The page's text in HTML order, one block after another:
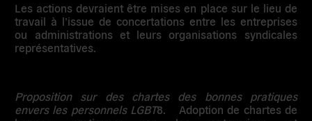
Les actions devraient être mises en place sur le lieu de
travail à l’issue de concertations entre les entreprises
ou administrations et leurs organisations syndicales
représentatives.
Proposition sur des chartes des bonnes pratiques
envers les personnels LGBT8. Adoption de chartes de